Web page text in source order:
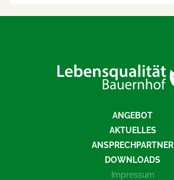
ANGEBOT
AKTUELLES
ANSPRECHPARTNER
DOWNLOADS
Impressum